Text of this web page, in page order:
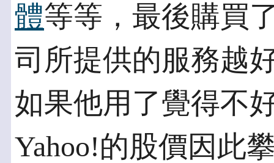
體等等，最後購買
司所提供的服務越
如果他用了覺得不
Yahoo!的股價因此